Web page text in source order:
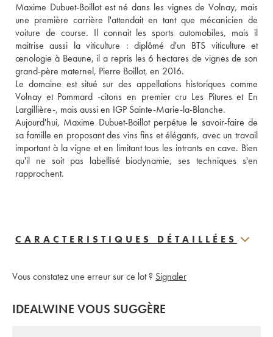
Maxime Dubuet-Boillot est né dans les vignes de Volnay, mais
une première carrière l'attendait en tant que mécanicien de
voiture de course. Il connait les sports automobiles, mais il
maitrise aussi la viticulture : diplômé d'un BTS viticulture et
œnologie à Beaune, il a repris les 6 hectares de vignes de son
grand-père maternel, Pierre Boillot, en 2016.
Le domaine est situé sur des appellations historiques comme
Volnay et Pommard -citons en premier cru Les Pitures et En
Largillière-, mais aussi en IGP Sainte-Marie-la-Blanche.
Aujourd'hui, Maxime Dubuet-Boillot perpétue le savoir-faire de
sa famille en proposant des vins fins et élégants, avec un travail
important à la vigne et en limitant tous les intrants en cave. Bien
qu'il ne soit pas labellisé biodynamie, ses techniques s'en
rapprochent.
CARACTERISTIQUES DÉTAILLÉES
Vous constatez une erreur sur ce lot ? Signaler
IDEALWINE VOUS SUGGÈRE